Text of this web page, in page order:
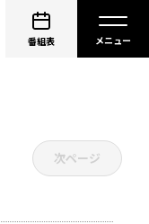
番組表
次ページ